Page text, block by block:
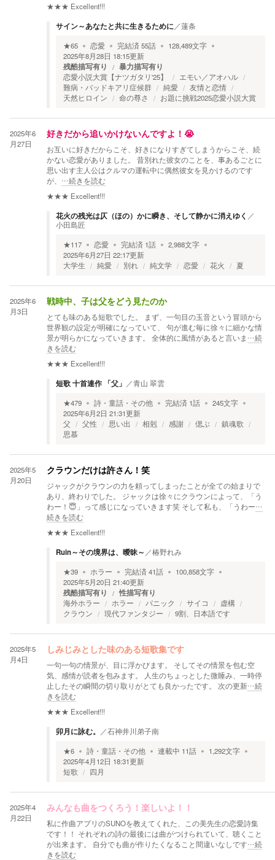
★★★ Excellent!!!
サイン～あなたと共に生きるために／蓮条
★65 恋愛 完結済55話 128,489文字
2025年8月28日 18:15更新
残酷描写有り 暴力描写有り
恋愛小説大賞【ナツガタリ'25】
エモい／アオハル
難病・バッドキアリ症候群
純愛
友情と恋情
天然ヒロイン
命の尊さ お題に挑戦2025恋愛小説大賞
2025年6
月27日
好きだから追いかけないんですよ！😭
お互いに好きだからこそ、好きになりすぎてしまうからこそ、続
かない恋愛がありました。 昔別れた彼女のことを、事あるごとに
思い出す主人公はクルマの運転中に偶然彼女を見かけるのです
が、 …続きを読む
★★★ Excellent!!!
花火の残光は仄（ほの）かに瞬き、そして静かに消えゆく ／
小田島匠
★117 恋愛 完結済 1話 2,988文字
2025年6月27日 22:17更新
大学生
純愛 別れ 純文学 恋愛 花火 夏
2025年6
月3日
戦時中、子は父をどう見たのか
とても味のある短歌でした。 まず、一句目の玉音という冒頭から
世界観の設定が明確になっていて、 句が進む毎に徐々に細かな情
景が明らかになっていきます。 全体的に風情があると言いま …続
きを読む
★★★ Excellent!!!
短歌 十首連作 「父」 ／青山 翠雲
★479 詩・童話・その他 完結済 1話 245文字
2025年6月2日 21:31更新
父
父性 思い出 相剋 感謝 偲ぶ
鎮魂歌
思慕
2025年5
月20日
クラウンだけは許さん！笑
ジャックがクラウンの力を頼ってしまったことが全ての始まりで
あり、終わりでした。 ジャックは徐々にクラウンによって、「う
わー！😇」って感じになっていきます笑 そして私も、「うわー…
続きを読む
★★★ Excellent!!!
Ruin～その境界は、曖昧～ ／椿野れみ
★39 ホラー 完結済41話 100,858文字
2025年5月20日 21:40更新
残酷描写有り 性描写有り
海外ホラー ホラー パニック サイコ
虚構
クラウン
現代ファンタジー 9割、日本語です
2025年5
月4日
しみじみとした味のある短歌集です
一句一句の情景が、目に浮かびます。 そしてその情景を包む空
気、感情が読者を包みます。 人生のちょっとした微睡み、一時停
止したその瞬間の切り取りがとても良かったです。 次の更新…続
きを読む
★★★ Excellent!!!
卯月に詠む。 ／石神井川弟子南
★6 詩・童話・その他 連載中 11話 1,292文字
2025年4月12日 18:31更新
短歌
四月
2025年4
月22日
みんなも曲をつくろう！楽しいよ！！
私に作曲アプリのSUNOを教えてくれた、この美先生の恋愛詩集
です！！ それぞれの詩の最後には曲がつけられていて、聴くこと
が出来ます。 自分でも曲が作りたくなること間違いなしです…続
きを読む